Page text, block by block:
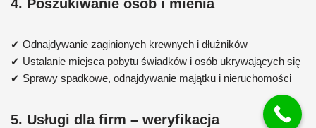
4. Poszukiwanie osób i mienia
✔ Odnajdywanie zaginionych krewnych i dłużników
✔ Ustalanie miejsca pobytu świadków i osób ukrywających się
✔ Sprawy spadkowe, odnajdywanie majątku i nieruchomości
5. Usługi dla firm – weryfikacja